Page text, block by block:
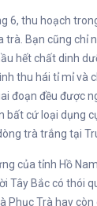
6, thu hoạch
Bạn cũng chỉ
hết chất dinh
thu hái tỉ mỉ và
đoạn đều được
bất cứ loại dụng
trà trắng tại
của tỉnh Hồ
Tây Bắc có thói
Phục Trà hay